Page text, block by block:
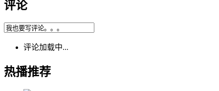
评论
评论加载中...
热播推荐